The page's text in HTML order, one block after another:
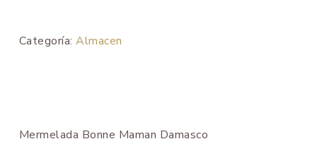
Categoría:Almacen
Mermelada Bonne Maman Damasco